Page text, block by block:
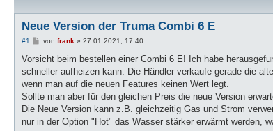
Neue Version der Truma Combi 6 E
#1
B
i
r
a
von frank » 27.01.2021, 17:40
Vorsicht beim bestellen einer Combi 6 E! Ich habe
schneller aufheizen kann. Die Händler verkaufe gerade die
wenn man auf die neuen Features keinen Wert legt.
Sollte man aber für den gleichen Preis die neue Version
Die Neue Version kann z.B. gleichzeitig Gas und Strom
nur in der Option "Hot" das Wasser stärker erwärmt werden,